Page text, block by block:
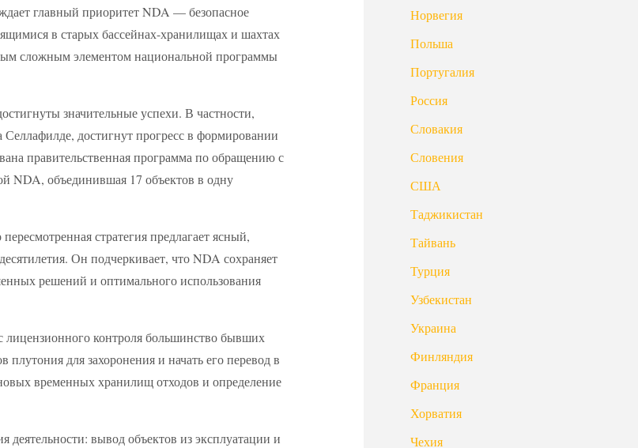
главный приоритет NDA — безопасное
в старых бассейнах-хранилищах и шахтах
сложным элементом национальной программы
значительные успехи. В частности,
достигнут прогресс в формировании
правительственная программа по обращению с
NDA, объединившая 17 объектов в одну
стратегия предлагает ясный,
Он подчеркивает, что NDA сохраняет
решений и оптимального использования
лицензионного контроля большинство бывших
плутония для захоронения и начать его перевод в
временных хранилищ отходов и определение
деятельности: вывод объектов из эксплуатации и
Норвегия
Польша
Португалия
Россия
Словакия
Словения
США
Таджикистан
Тайвань
Турция
Узбекистан
Украина
Финляндия
Франция
Хорватия
Чехия